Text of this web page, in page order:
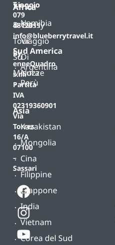
T.
079
4812011
info@blueberrytravel.it
By
enneQuadro
s.r.l.
Partita
IVA
02319360901
Via
Torres
16/A
07100
–
Sassari
Africa
Namibia
Sud America
Argentina
Perù
Asia
Kazakistan
Mongolia
Cina
Filippine
Giappone
India
Vietnam
Corea del Sud
viaggio
B-
Tour
Su
Misura
Classy
Viaggio
Di
Nozze